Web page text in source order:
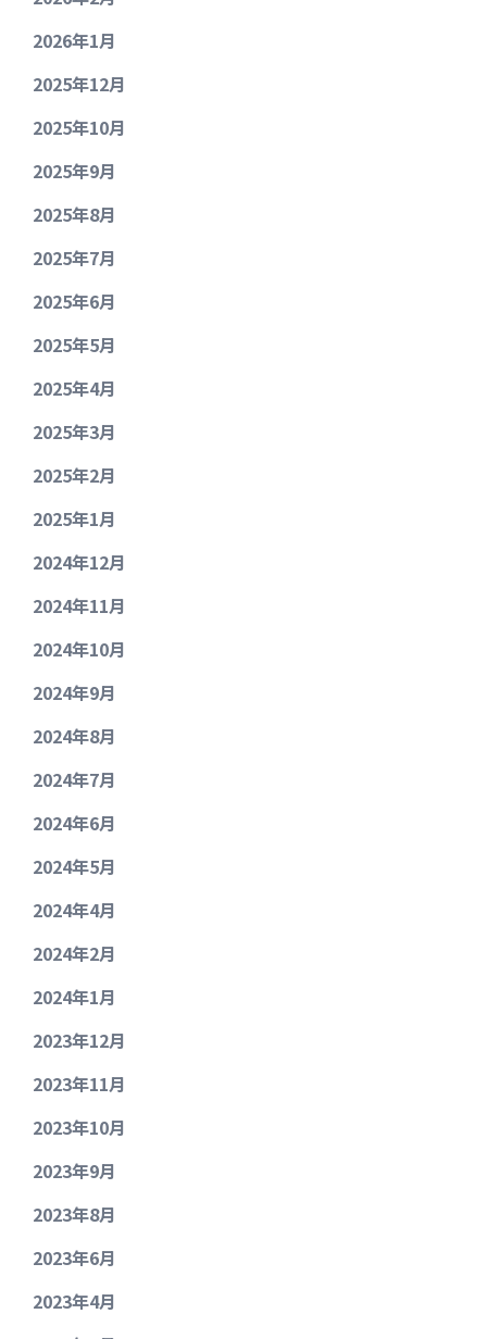
2026年1月
2025年12月
2025年10月
2025年9月
2025年8月
2025年7月
2025年6月
2025年5月
2025年4月
2025年3月
2025年2月
2025年1月
2024年12月
2024年11月
2024年10月
2024年9月
2024年8月
2024年7月
2024年6月
2024年5月
2024年4月
2024年2月
2024年1月
2023年12月
2023年11月
2023年10月
2023年9月
2023年8月
2023年6月
2023年4月